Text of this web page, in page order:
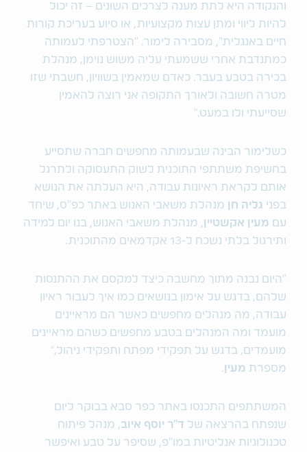
והנקודה היא לתת מענה לצרכים השונים – זה יכול
להיות ליווי ומתן עצות מקצועיות, או סיוע בעריכת קורות
חיים באנגלית", מסבירה לימור. "הצטרפתי לעמותה
כמתנדבת אחרי ששמעתי עליה משוש נוימן, מנהלת
בכירה בטבע בעבר. כאדם שמאמין בשוויון, חשבתי שזו
מטרה חשובה ולאורך התקופה אני רוצה להאמין
שסייעתי ולו במעט."
כשלימור הבינה שבעמותה מחפשים חברה שתסייע
בחשיפת משתתפי התוכנית לשוק התעסוקה ולתרגל
אותם לקראת ראיונות עבודה, היא העלתה את הנושא
בפני גליה חן מנהלת משאבי האנוש באתר כפ"ס, שיחד
עם מעין אקשטיין, מנהלת משאבי האנוש, בנו יום למידה
ותירגול בלתי נשכח ל-13 אקדמאים מהתוכנית.
"היום נבנה מתוך מחשבה כיצד למקסם את ההתנסות
שלהם, בדגש על אימון בנושאים כמו איך לעבור ראיון
עבודה, מה מנהלים מחפשים כאשר הם מראיינים
מועמד ומה המנהלים בטבע מחפשים כשהם מראיינים
מועמדים, בדגש על תפקידי מפתח ותפקידי ניהול,"
מספרת מעין.
המשתתפים התכנסו באתר כפר סבא בבוקר ליום
שנפתח בהרצאה של ד"ר יוסף איוב, מנהל פיתוח
טכנולוגיות אנליטיות במו"פ, שסיפר על טבע ואיפשר